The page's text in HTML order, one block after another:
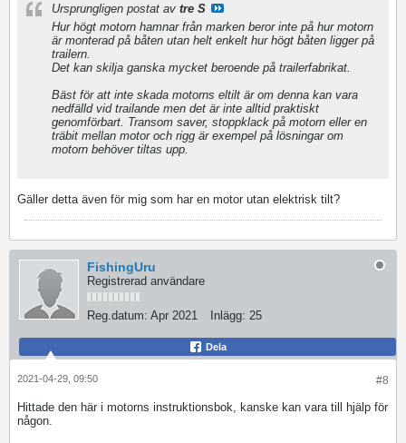
Ursprungligen postat av tre S
Hur högt motorn hamnar från marken beror inte på hur motorn
är monterad på båten utan helt enkelt hur högt båten ligger på
trailern.
Det kan skilja ganska mycket beroende på trailerfabrikat.
Bäst för att inte skada motorns eltilt är om denna kan vara
nedfälld vid trailande men det är inte alltid praktiskt
genomförbart. Transom saver, stoppklack på motorn eller en
träbit mellan motor och rigg är exempel på lösningar om
motorn behöver tiltas upp.
Gäller detta även för mig som har en motor utan elektrisk tilt?
FishingUru
Registrerad användare
Reg.datum: Apr 2021 Inlägg: 25
Dela
#8
2021-04-29, 09:50
Hittade den här i motorns instruktionsbok, kanske kan vara till hjälp för
någon.